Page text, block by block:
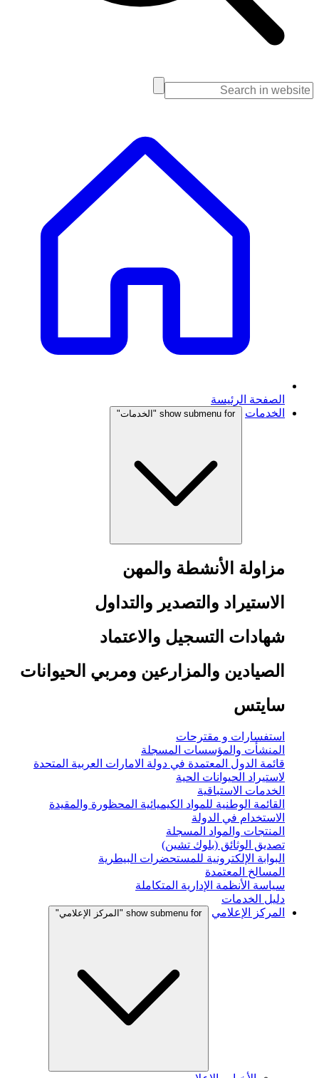
الصفحة الرئيسة
الخدمات
show submenu for "الخدمات"
مزاولة الأنشطة والمهن
الاستيراد والتصدير والتداول
شهادات التسجيل والاعتماد
الصيادين والمزارعين ومربي الحيوانات
سايتس
استفسارات و مقترحات
المنشأت والمؤسسات المسجلة
قائمة الدول المعتمدة في دولة الامارات العربية المتحدة
لاستيراد الحيوانات الحية
الخدمات الاستباقية
القائمة الوطنية للمواد الكيميائية المحظورة والمقيدة
الاستخدام في الدولة
المنتجات والمواد المسجلة
تصديق الوثائق (بلوك تشين)
البوابة الإلكترونية للمستحضرات البيطرية
المسالخ المعتمدة
سياسة الأنظمة الإدارية المتكاملة
دليل الخدمات
المركز الإعلامي
show submenu for "المركز الإعلامي"